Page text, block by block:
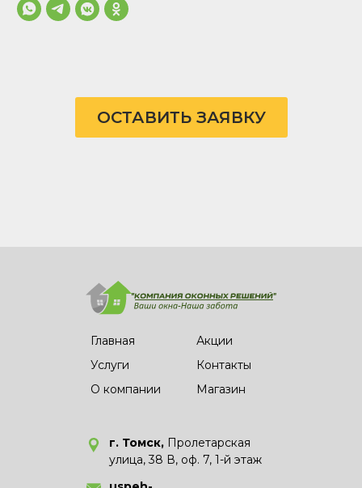
ОСТАВИТЬ ЗАЯВКУ
Главная
Услуги
О компании
Акции
Контакты
Магазин
г. Томск, Пролетарская
улица, 38 В, оф. 7, 1-й этаж